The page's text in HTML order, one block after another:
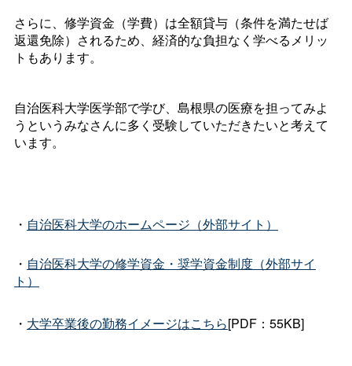
さらに、修学資金（学費）は全額貸与（条件を満たせば
返還免除）されるため、経済的な負担なく学べるメリッ
トもあります。
自治医科大学医学部で学び、島根県の医療を担ってみよ
うというみなさんに多く受験していただきたいと考えて
います。
・ 自治医科大学のホームページ（外部サイト）
・ 自治医科大学の修学資金・奨学資金制度（外部サイ
ト）
・ 大学卒業後の勤務イメージはこちら[PDF：55KB]